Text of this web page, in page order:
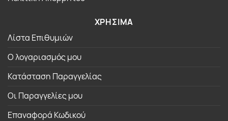
ΧΡΗΣΙΜΑ
Λίστα Επιθυμιών
Ο λογαριασμός μου
Κατάσταση Παραγγελίας
Οι Παραγγελίες μου
Επαναφορά Κωδικού